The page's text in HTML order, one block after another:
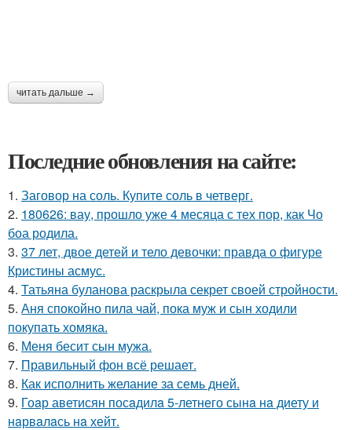
читать дальше →
Последние обновления на сайте:
1. Заговор на соль. Купите соль в четверг.
2. 180626: вау, прошло уже 4 месяца с тех пор, как Чо
боа родила.
3. 37 лет, двое детей и тело девочки: правда о фигуре
Кристины асмус.
4. Татьяна буланова раскрыла секрет своей стройности.
5. Аня спокойно пила чай, пока муж и сын ходили
покупать хомяка.
6. Меня бесит сын мужа.
7. Правильный фон всё решает.
8. Как исполнить желание за семь дней.
9. Гоaр аветисян посaдилa 5-летнего сынa нa диету и
нaрвaлaсь нa хейт.